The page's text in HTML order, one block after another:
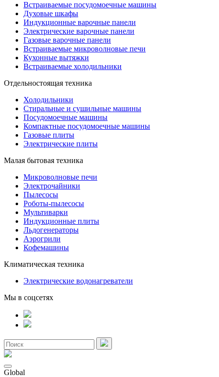
Встраиваемые посудомоечные машины
Духовые шкафы
Индукционные варочные панели
Электрические варочные панели
Газовые варочные панели
Встраиваемые микроволновые печи
Кухонные вытяжки
Встраиваемые холодильники
Отдельностоящая техника
Холодильники
Стиральные и сушильные машины
Посудомоечные машины
Компактные посудомоечные машины
Газовые плиты
Электрические плиты
Малая бытовая техника
Микроволновые печи
Электрочайники
Пылесосы
Роботы-пылесосы
Мультиварки
Индукционные плиты
Льдогенераторы
Аэрогрили
Кофемашины
Климатическая техника
Электрические водонагреватели
Мы в соцсетях
Global